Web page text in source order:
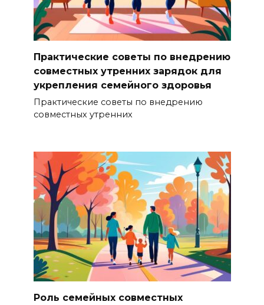
Практические советы по внедрению
совместных утренних зарядок для
укрепления семейного здоровья
Практические советы по внедрению
совместных утренних
Роль семейных совместных